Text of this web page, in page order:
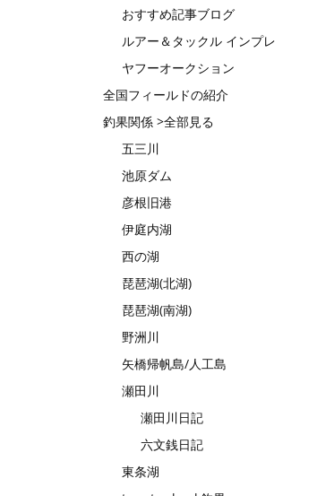
おすすめ記事ブログ
ルアー＆タックル インプレ
ヤフーオークション
全国フィールドの紹介
釣果関係 >全部見る
五三川
池原ダム
彦根旧港
伊庭内湖
西の湖
琵琶湖(北湖)
琵琶湖(南湖)
野洲川
矢橋帰帆島/人工島
瀬田川
瀬田川日記
六文銭日記
東条湖